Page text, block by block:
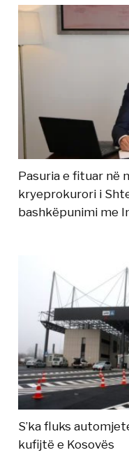
Pasuria e fituar në
kryeprokurori i
bashkëpunimi me
S’ka fluks
kufijtë e Kosovës